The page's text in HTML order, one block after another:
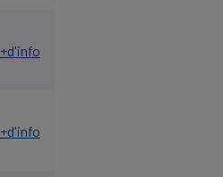
+d'info
+d'info